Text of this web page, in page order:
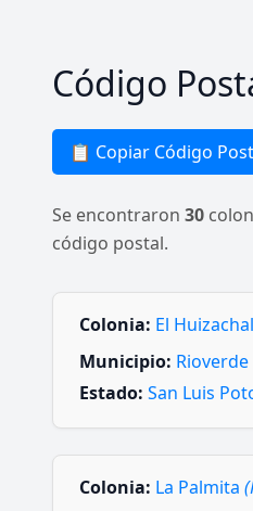
Código
📋 Copiar Código
Se encontraron 30
código postal.
Colonia: El Huizachal
Municipio: Rioverde
Estado: San Luis
Colonia: La Palmita